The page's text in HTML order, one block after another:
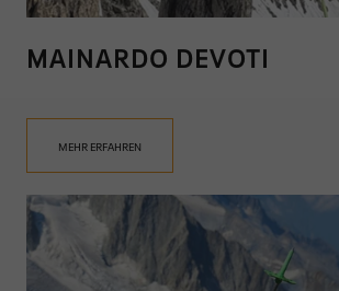
MAINARDO DEVOTI
MEHR ERFAHREN